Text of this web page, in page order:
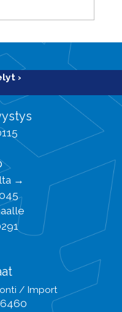
›
→
/ Import
6460